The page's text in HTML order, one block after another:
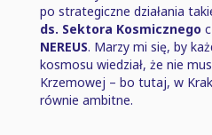
po strategiczne działania
ds. Sektora Kosmicznego
NEREUS. Marzy mi się, by
kosmosu wiedział, że nie
Krzemowej ⁠–⁠ bo tutaj, w
równie ambitne.